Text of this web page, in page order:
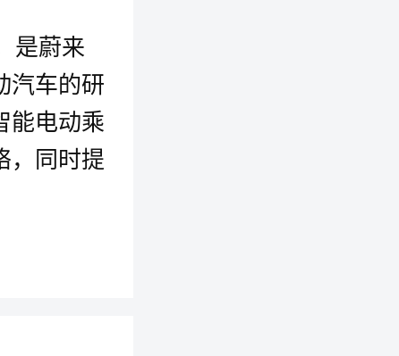
是蔚来
汽车的研
能电动乘
，同时提